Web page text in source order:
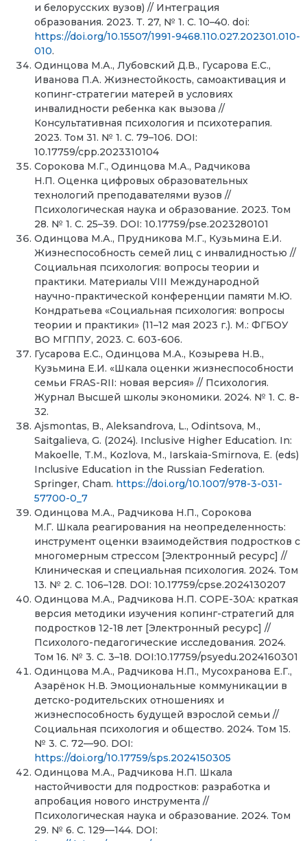
и белорусских вузов) // Интеграция
образования. 2023. Т. 27, № 1. С. 10–40. doi:
https://doi.org/10.15507/1991-9468.110.027.202301.010-
010.
Одинцова М.А., Лубовский Д.В., Гусарова Е.С.,
Иванова П.А. Жизнестойкость, самоактивация и
копинг-стратегии матерей в условиях
инвалидности ребенка как вызова //
Консультативная психология и психотерапия.
2023. Том 31. № 1. С. 79–106. DOI:
10.17759/cpp.2023310104
Сорокова М.Г., Одинцова М.А., Радчикова
Н.П. Оценка цифровых образовательных
технологий преподавателями вузов //
Психологическая наука и образование. 2023. Том
28. № 1. С. 25–39. DOI: 10.17759/pse.2023280101
Одинцова М.А., Прудникова М.Г., Кузьмина Е.И.
Жизнеспособность семей лиц с инвалидностью //
Социальная психология: вопросы теории и
практики. Материалы VIII Международной
научно-практической конференции памяти М.Ю.
Кондратьева «Социальная психология: вопросы
теории и практики» (11–12 мая 2023 г.). М.: ФГБОУ
ВО МГППУ, 2023. С. 603-606.
Гусарова Е.С., Одинцова М.А., Козырева Н.В.,
Кузьмина Е.И. «Шкала оценки жизнеспособности
семьи FRAS-RII: новая версия» // Психология.
Журнал Высшей школы экономики. 2024. № 1. С. 8-
32.
Ajsmontas, B., Aleksandrova, L., Odintsova, M.,
Saitgalieva, G. (2024). Inclusive Higher Education. In:
Makoelle, T.M., Kozlova, M., Iarskaia-Smirnova, E. (eds)
Inclusive Education in the Russian Federation.
Springer, Cham. https://doi.org/10.1007/978-3-031-
57700-0_7
Одинцова М.А., Радчикова Н.П., Сорокова
М.Г. Шкала реагирования на неопределенность:
инструмент оценки взаимодействия подростков с
многомерным стрессом [Электронный ресурс] //
Клиническая и специальная психология. 2024. Том
13. № 2. С. 106–128. DOI: 10.17759/cpse.2024130207
Одинцова М.А., Радчикова Н.П. СОРЕ-30A: краткая
версия методики изучения копинг-стратегий для
подростков 12-18 лет [Электронный ресурс] //
Психолого-педагогические исследования. 2024.
Том 16. № 3. C. 3–18. DOI:10.17759/psyedu.2024160301
Одинцова М.А., Радчикова Н.П., Мусохранова Е.Г.,
Азарёнок Н.В. Эмоциональные коммуникации в
детско-родительских отношениях и
жизнеспособность будущей взрослой семьи //
Социальная психология и общество. 2024. Том 15.
№ 3. C. 72—90. DOI:
https://doi.org/10.17759/sps.2024150305
Одинцова М.А., Радчикова Н.П. Шкала
настойчивости для подростков: разра­ботка и
апробация нового инструмента //
Психологическая наука и образование. 2024. Том
29. № 6. C. 129—144. DOI: